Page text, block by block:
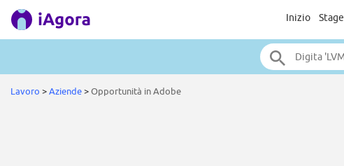
Inizio Stage
Lavoro >Aziende>Opportunità in Adobe